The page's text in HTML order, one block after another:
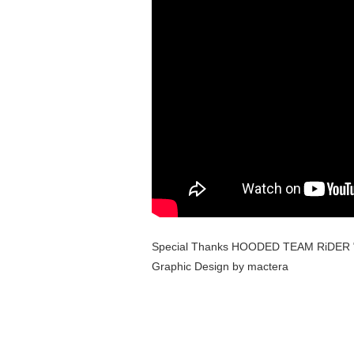
Special Thanks HOODED TEAM RiDER
Graphic Design by mactera